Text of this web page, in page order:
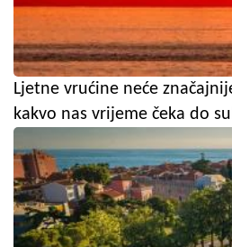
Ljetne vrućine neće
kakvo nas vrijeme čeka do